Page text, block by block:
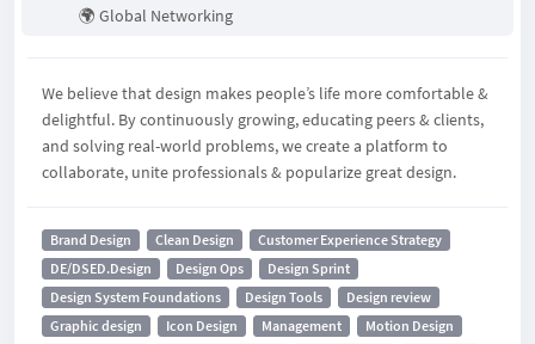
🌍 Global Networking
We believe that design makes people’s life more comfortable &
delightful. By continuously growing, educating peers & clients,
and solving real-world problems, we create a platform to
collaborate, unite professionals & popularize great design.
Brand Design Clean Design
Customer Experience Strategy
DE/DSED.Design
Design Ops
Design Sprint
Design System Foundations
Design Tools
Design review
Graphic design
Icon Design Management
Motion Design